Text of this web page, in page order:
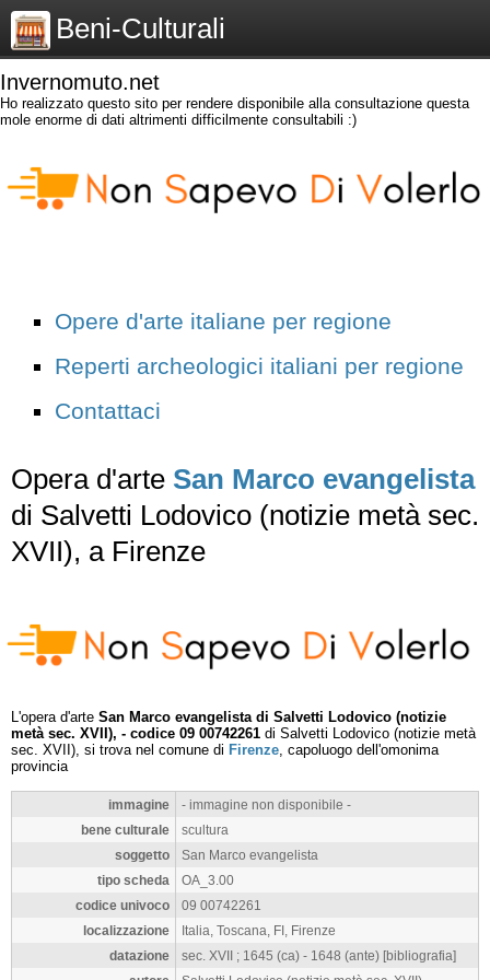
Beni-Culturali
Invernomuto.net
Ho realizzato questo sito per rendere disponibile alla consultazione questa
mole enorme di dati altrimenti difficilmente consultabili :)
Opere d'arte italiane per regione
Reperti archeologici italiani per regione
Contattaci
Opera d'arte San Marco evangelista
di Salvetti Lodovico (notizie metà sec.
XVII), a Firenze
L'opera d'arte San Marco evangelista di Salvetti Lodovico (notizie
metà sec. XVII), - codice 09 00742261 di Salvetti Lodovico (notizie metà
sec. XVII), si trova nel comune di Firenze, capoluogo dell'omonima
provincia
immagine
- immagine non disponibile -
bene culturale
scultura
soggetto
San Marco evangelista
tipo scheda
OA_3.00
codice univoco
09 00742261
localizzazione
Italia, Toscana, FI, Firenze
datazione
sec. XVII ; 1645 (ca) - 1648 (ante) [bibliografia]